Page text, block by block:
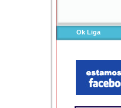
Ok Liga